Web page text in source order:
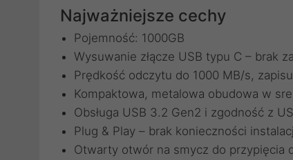
Najważniejsze cechy
Pojemność: 1000GB
Wysuwanie złącze USB typu C – brak
Prędkość odczytu do 1000 MB/s,
Kompaktowa, metalowa obudowa w
Obsługa USB 3.2 Gen2 i zgodność z
Plug & Play – brak konieczności
Otwarty otwór na smycz do przypięcia